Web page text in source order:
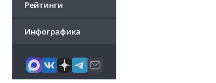
Рейтинги
Инфографика